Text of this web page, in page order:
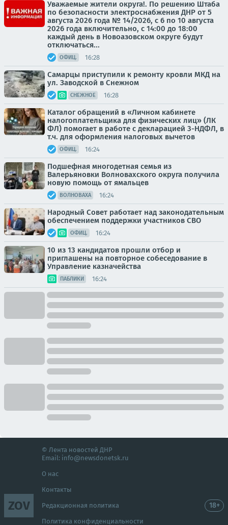
Уважаемые жители округа!. По решению Штаба
по безопасности электроснабжения ДНР от 5
августа 2026 года № 14/2026, с 6 по 10 августа
2026 года включительно, с 14:00 до 18:00
каждый день в Новоазовском округе будут
отключаться...
ОФИЦ. 16:28
Самарцы приступили к ремонту кровли МКД на
ул. Заводской в Снежном
СНЕЖНОЕ 16:28
Каталог обращений в «Личном кабинете
налогоплательщика для физических лиц» (ЛК
ФЛ) помогает в работе с декларацией 3-НДФЛ, в
т.ч. для оформления налоговых вычетов
ОФИЦ. 16:24
Подшефная многодетная семья из
Валерьяновки Волновахского округа получила
новую помощь от ямальцев
ВОЛНОВАХА 16:24
Народный Совет работает над законодательным
обеспечением поддержки участников СВО
ОФИЦ. 16:24
10 из 13 кандидатов прошли отбор и
приглашены на повторное собеседование в
Управление казначейства
ПАБЛИКИ 16:24
ZOV
© Лента новостей ДНР
Email: info@newsdonetsk.ru
О нас
Контакты
Редакционная политика
Политика конфиденциальности
18+